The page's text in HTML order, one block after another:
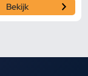
Bekijk